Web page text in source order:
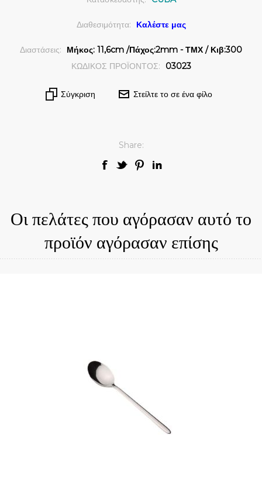
Διαθεσιμότητα: Καλέστε μας
Διαστάσεις:
Μήκος: 11,6cm /Πάχος:2mm - ΤΜΧ / Κιβ:300
ΚΩΔΙΚΟΣ ΠΡΟΪΟΝΤΟΣ:
03023
Σύγκριση Στείλτε το σε ένα φίλο
Share:
Οι πελάτες που αγόρασαν αυτό το
προϊόν αγόρασαν επίσης